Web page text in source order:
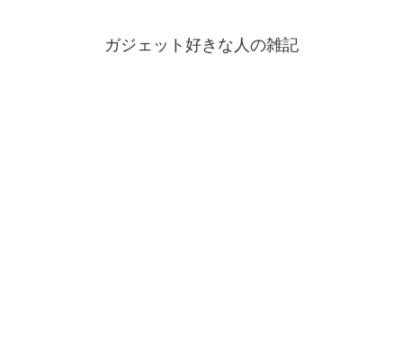
ガジェット好きな人の雑記